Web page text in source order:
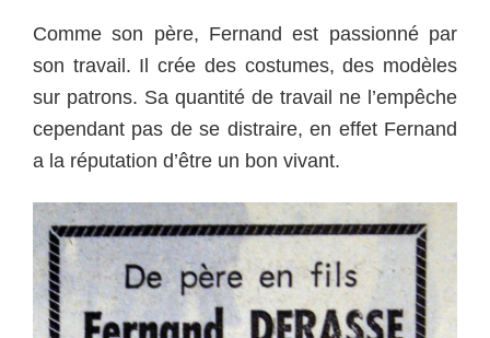
Comme son père, Fernand est passionné par
son travail. Il crée des costumes, des modèles
sur patrons. Sa quantité de travail ne l’empêche
cependant pas de se distraire, en effet Fernand
a la réputation d’être un bon vivant.